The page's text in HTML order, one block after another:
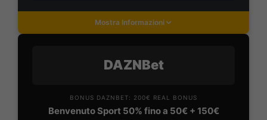
Mostra Informazioni
DAZNBet
BONUS DAZNBET: 200€ REAL BONUS
Benvenuto Sport 50% fino a 50€ + 150€